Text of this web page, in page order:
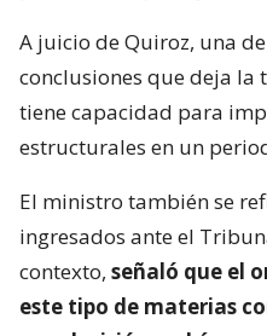
A juicio de Quiroz, una
conclusiones que deja la
tiene capacidad para
estructurales en un
El ministro también se
ingresados ante el
contexto, señaló que el
este tipo de materias